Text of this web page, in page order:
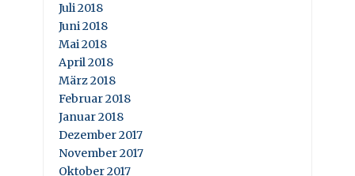
Juli 2018
Juni 2018
Mai 2018
April 2018
März 2018
Februar 2018
Januar 2018
Dezember 2017
November 2017
Oktober 2017